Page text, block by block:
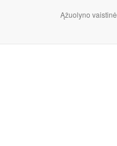
Ąžuolyno vaistinė